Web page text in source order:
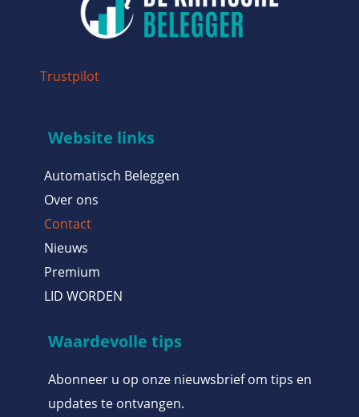
Trustpilot
Website links
Automatisch Beleggen
Over ons
Contact
Nieuws
Premium
LID WORDEN
Waardevolle tips
Abonneer u op onze nieuwsbrief om tips en
updates te ontvangen.